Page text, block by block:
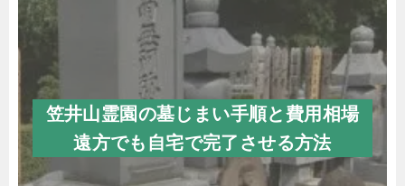
笠井山霊園の墓じまい手順と費用相場
遠方でも自宅で完了させる方法